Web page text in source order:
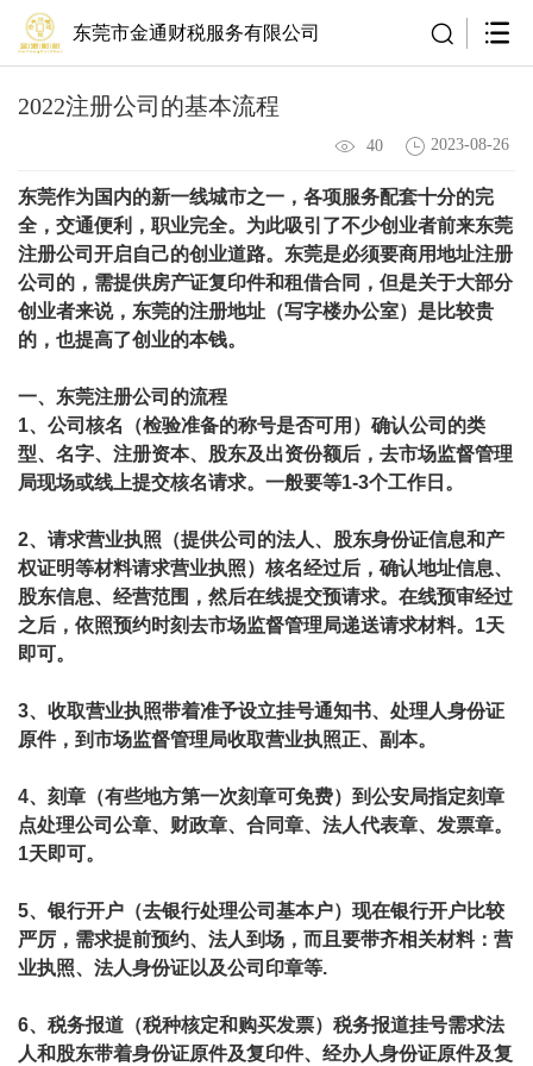
东莞市金通财税服务有限公司
2022注册公司的基本流程
40 2023-08-26
东莞作为国内的新一线城市之一，各项服务配套十分的完
全，交通便利，职业完全。为此吸引了不少创业者前来东莞
注册公司开启自己的创业道路。东莞是必须要商用地址注册
公司的，需提供房产证复印件和租借合同，但是关于大部分
创业者来说，东莞的注册地址（写字楼办公室）是比较贵
的，也提高了创业的本钱。
一、 东莞注册公司 的流程
1、公司核名（检验准备的称号是否可用）确认公司的类
型、名字、注册资本、股东及出资份额后，去市场监督管理
局现场或线上提交核名请求。一般要等1-3个工作日。
2、请求营业执照（提供公司的法人、股东身份证信息和产
权证明等材料请求营业执照）核名经过后，确认地址信息、
股东信息、经营范围，然后在线提交预请求。在线预审经过
之后，依照预约时刻去市场监督管理局递送请求材料。1天
即可。
3、收取营业执照带着准予设立挂号通知书、处理人身份证
原件，到市场监督管理局收取营业执照正、副本。
4、刻章（有些地方第一次刻章可免费）到公安局指定刻章
点处理公司公章、财政章、合同章、法人代表章、发票章。
1天即可。
5、银行开户（去银行处理公司基本户）现在银行开户比较
严厉，需求提前预约、法人到场，而且要带齐相关材料：营
业执照、法人身份证以及公司印章等.
6、税务报道（税种核定和购买发票）税务报道挂号需求法
人和股东带着身份证原件及复印件、经办人身份证原件及复